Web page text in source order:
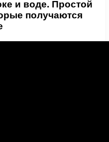
и воде. Простой
получаются